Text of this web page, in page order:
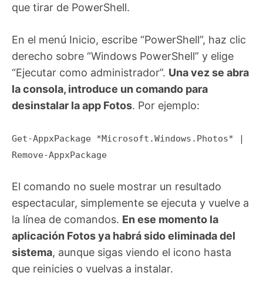
que tirar de PowerShell.
En el menú Inicio, escribe “PowerShell”, haz clic
derecho sobre “Windows PowerShell” y elige
“Ejecutar como administrador”. Una vez se abra
la consola, introduce un comando para
desinstalar la app Fotos. Por ejemplo:
Get-AppxPackage *Microsoft.Windows.Photos* |
Remove-AppxPackage
El comando no suele mostrar un resultado
espectacular, simplemente se ejecuta y vuelve a
la línea de comandos. En ese momento la
aplicación Fotos ya habrá sido eliminada del
sistema, aunque sigas viendo el icono hasta
que reinicies o vuelvas a instalar.